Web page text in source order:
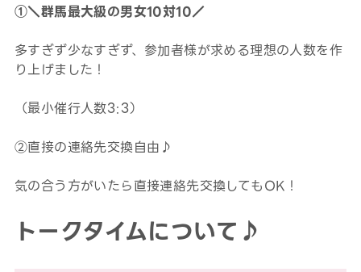
①＼群馬最大級の男女10対10／
多すぎず少なすぎず、参加者様が求める理想の人数を作
り上げました！
（最小催行人数3:3）
②直接の連絡先交換自由♪
気の合う方がいたら直接連絡先交換してもOK！
トークタイムについて♪